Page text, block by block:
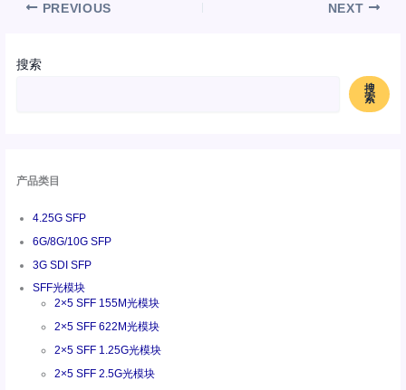
搜索
搜
索
产品类目
4.25G SFP
6G/8G/10G SFP
3G SDI SFP
SFF光模块
2×5 SFF 155M光模块
2×5 SFF 622M光模块
2×5 SFF 1.25G光模块
2×5 SFF 2.5G光模块
PREVIOUS NEXT